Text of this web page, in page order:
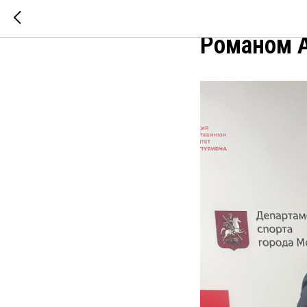
Встреча
Романом